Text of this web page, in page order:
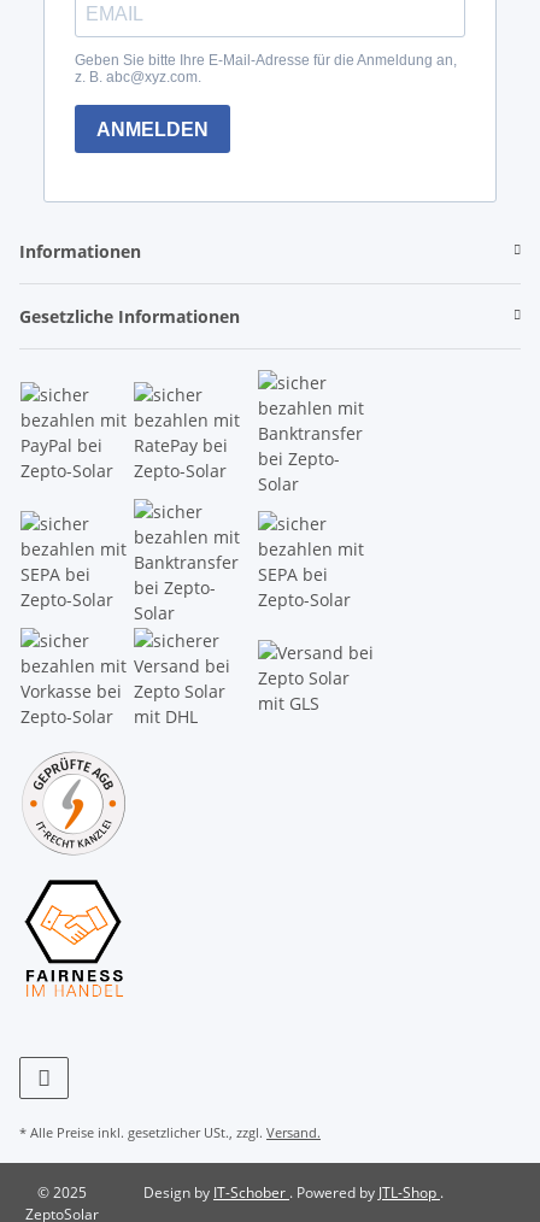
Informationen
Gesetzliche Informationen
* Alle Preise inkl. gesetzlicher USt., zzgl. Versand.
© 2025
ZeptoSolar
Design by IT-Schober . Powered by JTL-Shop .